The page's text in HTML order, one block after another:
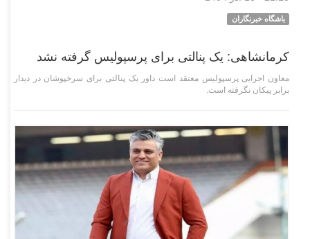
باشگاه خبرنگاران
کرمانشاهی: یک پنالتی برای پرسپولیس گرفته نشد
معاون اجرایی پرسپولیس معتقد است داور یک پنالتی برای سرخپوشان در دیدار
برابر پیکان نگرفته است.